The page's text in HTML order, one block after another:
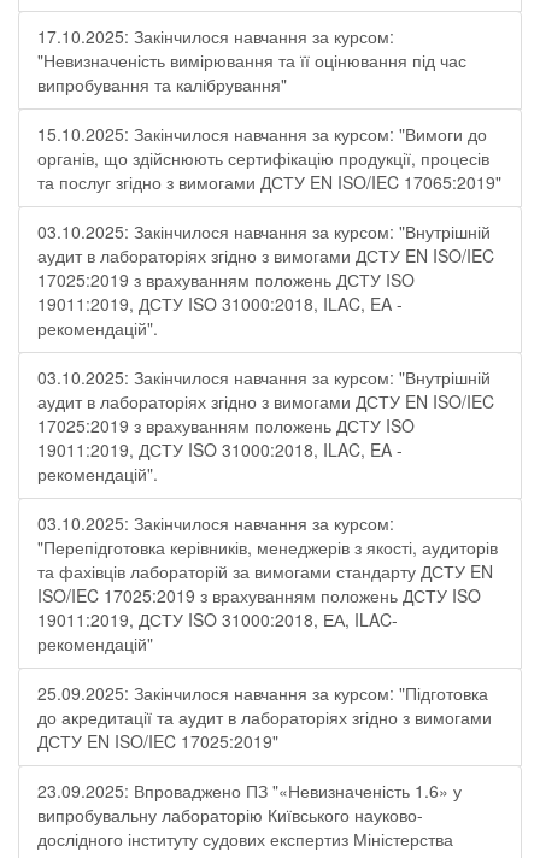
17.10.2025: Закінчилося навчання за курсом:
"Невизначеність вимірювання та її оцінювання під час
випробування та калібрування"
15.10.2025: Закінчилося навчання за курсом: "Вимоги до
органів, що здійснюють сертифікацію продукції, процесів
та послуг згідно з вимогами ДСТУ EN ISO/IEC 17065:2019"
03.10.2025: Закінчилося навчання за курсом: "Внутрішній
аудит в лабораторіях згідно з вимогами ДСТУ EN ISO/IEC
17025:2019 з врахуванням положень ДСТУ ISO
19011:2019, ДСТУ ISO 31000:2018, ILAC, EA -
рекомендацій".
03.10.2025: Закінчилося навчання за курсом: "Внутрішній
аудит в лабораторіях згідно з вимогами ДСТУ EN ISO/IEC
17025:2019 з врахуванням положень ДСТУ ISO
19011:2019, ДСТУ ISO 31000:2018, ILAC, EA -
рекомендацій".
03.10.2025: Закінчилося навчання за курсом:
"Перепідготовка керівників, менеджерів з якості, аудиторів
та фахівців лабораторій за вимогами стандарту ДСТУ EN
ISO/IEC 17025:2019 з врахуванням положень ДСТУ ISO
19011:2019, ДСТУ ISO 31000:2018, ЕА, ILAC-
рекомендацій"
25.09.2025: Закінчилося навчання за курсом: "Підготовка
до акредитації та аудит в лабораторіях згідно з вимогами
ДСТУ EN ISO/IEC 17025:2019"
23.09.2025: Впроваджено ПЗ "«Невизначеність 1.6» у
випробувальну лабораторію Київського науково-
дослідного інституту судових експертиз Міністерства